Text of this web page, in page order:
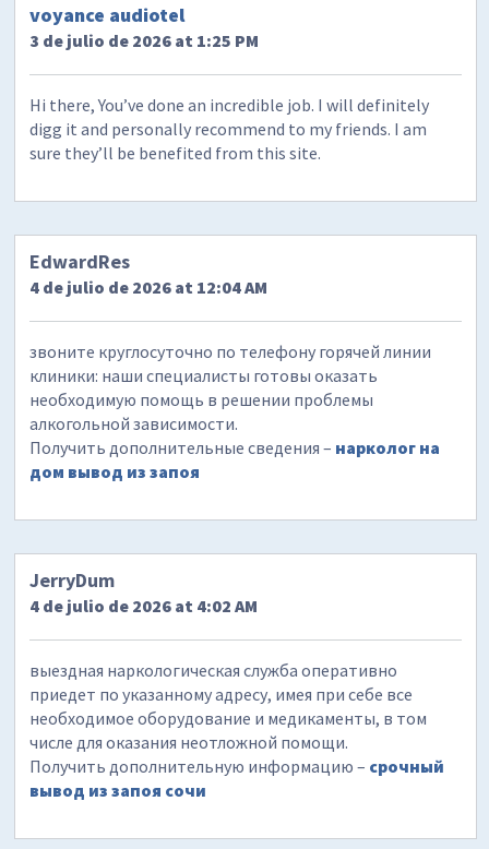
voyance audiotel
3 de julio de 2026 at 1:25 PM
Hi there, You’ve done an incredible job. I will definitely
digg it and personally recommend to my friends. I am
sure they’ll be benefited from this site.
EdwardRes
4 de julio de 2026 at 12:04 AM
звоните круглосуточно по телефону горячей линии
клиники: наши специалисты готовы оказать
необходимую помощь в решении проблемы
алкогольной зависимости.
Получить дополнительные сведения – нарколог на
дом вывод из запоя
JerryDum
4 de julio de 2026 at 4:02 AM
выездная наркологическая служба оперативно
приедет по указанному адресу, имея при себе все
необходимое оборудование и медикаменты, в том
числе для оказания неотложной помощи.
Получить дополнительную информацию – срочный
вывод из запоя сочи